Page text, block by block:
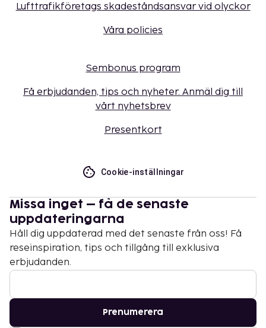
Lufttrafikföretags skadeståndsansvar vid olyckor
Våra policies
Sembonus program
Få erbjudanden, tips och nyheter. Anmäl dig till
vårt nyhetsbrev
Presentkort
Cookie-inställningar
Missa inget – få de senaste
uppdateringarna
Håll dig uppdaterad med det senaste från oss! Få
reseinspiration, tips och tillgång till exklusiva
erbjudanden.
Prenumerera